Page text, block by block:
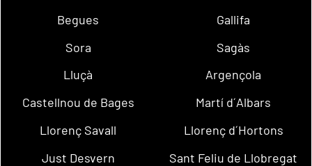
Begues
Gallifa
Sora
Sagàs
Lluçà
Argençola
Castellnou de Bages
Martí d´Albars
Llorenç Savall
Llorenç d´Hortons
Just Desvern
Sant Feliu de Llobregat